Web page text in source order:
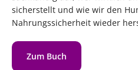
sicherstellt und wie wir den
Nahrungssicherheit wieder
Zum Buch